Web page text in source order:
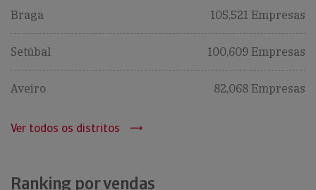
Braga 105,521 Empresas
Setúbal 100,609 Empresas
Aveiro 82,068 Empresas
Ver todos os distritos
Ranking por vendas